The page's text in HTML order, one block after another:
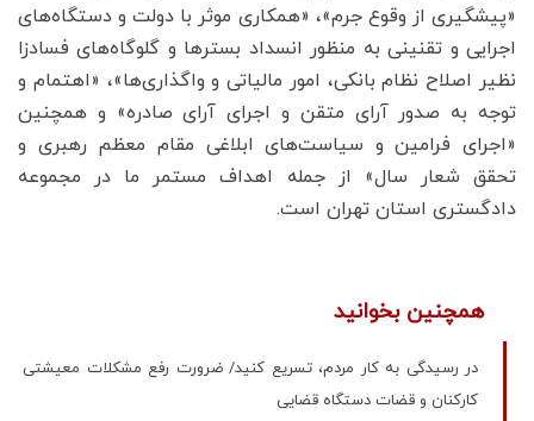
«پیشگیری از وقوع جرم»، «همکاری موثر با دولت و دستگاه‌های
اجرایی و تقنینی به منظور انسداد بستر‌ها و گلوگاه‌های فسادزا
نظیر اصلاح نظام بانکی، امور مالیاتی و واگذاری‌ها»، «اهتمام و
توجه به صدور آرای متقن و اجرای آرای صادره» و همچنین
«اجرای فرامین و سیاست‌های ابلاغی مقام معظم رهبری و
تحقق شعار سال» از جمله اهداف مستمر ما در مجموعه
دادگستری استان تهران است.
همچنین بخوانید
در رسیدگی به کار مردم، تسریع کنید/ ضرورت رفع مشکلات معیشتی
کارکنان و قضات دستگاه قضایی